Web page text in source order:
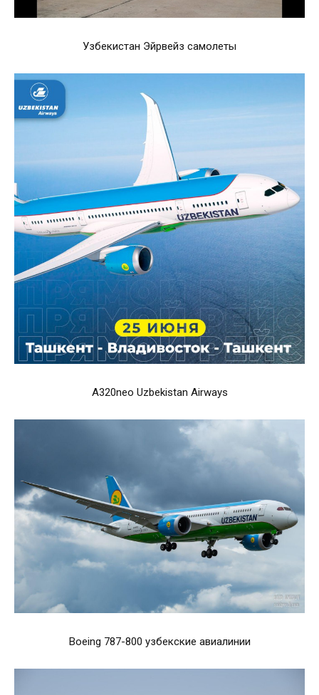
Узбекистан Эйрвейз самолеты
A320neo Uzbekistan Airways
Boeing 787-800 узбекские авиалинии